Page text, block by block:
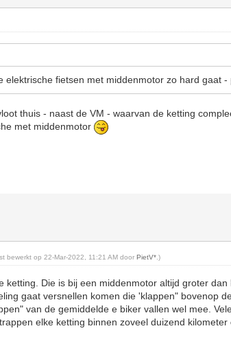
elektrische fietsen met middenmotor zo hard gaat -
thuis - naast de VM - waarvan de ketting
met middenmotor
bewerkt op 22-Mar-2022, 11:21 AM doorPietV* .)
ketting. Die is bij een middenmotor altijd groter
gaat versnellen komen die 'klappen" bovenop
van de gemiddelde e biker vallen wel mee.
elke ketting binnen zoveel duizend kilometer